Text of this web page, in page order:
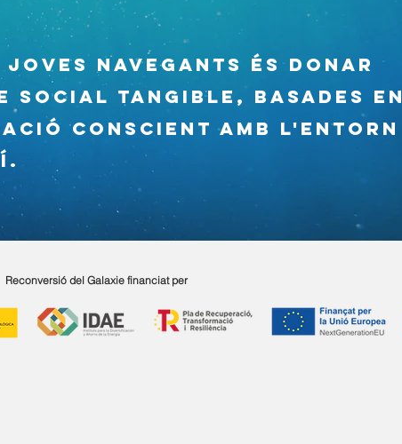
Navegants és donar
tangible, basades en
conscient amb l'entorn
Reconversió del Galaxie financiat per